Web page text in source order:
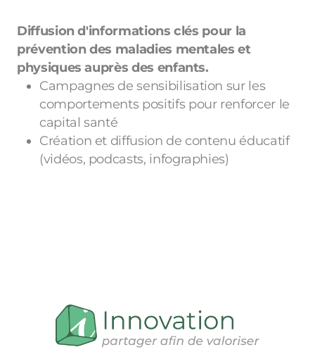
Diffusion d'informations clés pour la
prévention des maladies mentales et
physiques auprès des enfants.
Campagnes de sensibilisation sur les
comportements positifs pour renforcer le
capital santé
Création et diffusion de contenu éducatif
(vidéos, podcasts, infographies)